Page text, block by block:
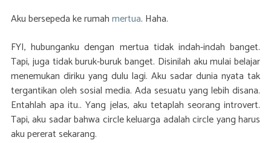
Aku bersepeda ke rumahmertua. Haha.
FYI, hubunganku dengan mertua tidak indah-indah banget.
Tapi, juga tidak buruk-buruk banget. Disinilah aku mulai belajar
menemukan diriku yang dulu lagi. Aku sadar dunia nyata tak
tergantikan oleh sosial media. Ada sesuatu yang lebih disana.
Entahlah apa itu.. Yang jelas, aku tetaplah seorang introvert.
Tapi, aku sadar bahwa circle keluarga adalah circle yang harus
aku pererat sekarang.